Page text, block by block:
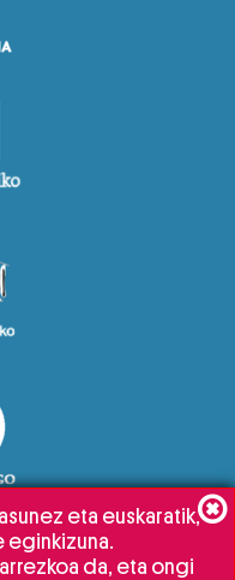
eta euskaratik,
eginkizuna.
da, eta ongi